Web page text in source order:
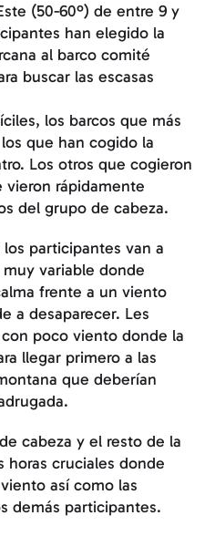
(50-60º) de entre 9 y
han elegido la
al barco comité
buscar las escasas
los barcos que más
que han cogido la
Los otros que cogieron
vieron rápidamente
del grupo de cabeza.
los participantes van a
variable donde
frente a un viento
a desaparecer. Les
poco viento donde la
llegar primero a las
que deberían
cabeza y el resto de la
horas cruciales donde
así como las
demás participantes.